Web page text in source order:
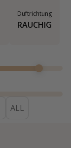
Duftrichtung
RAUCHIG
ALL